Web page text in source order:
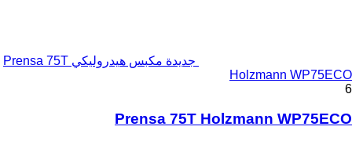
جديدة مكبس هيدروليكي Prensa 75T
Holzmann WP75ECO
6
Prensa 75T Holzmann WP75ECO